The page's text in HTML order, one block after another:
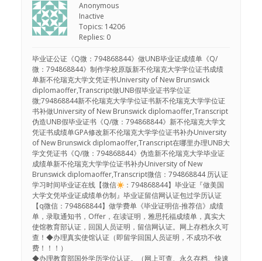
Anonymous
Inactive
Topics: 14206
Replies: 0
毕业证公证《Q微：794868844》做UNB毕业证成绩单《Q/
微：794868844》制作学校原版新不伦瑞克大学学位证书成绩
单新不伦瑞克大学文凭证书University of New Brunswick
diplomaoffer,Transcript做UNB假毕业证书学位证
微;794868844新不伦瑞克大学学位证书新不伦瑞克大学学位证
书补做University of New Brunswick diplomaoffer,Transcript
伪造UNB假毕业证书《Q/微：794868844》新不伦瑞克大学文
凭证书成绩单GPA修改新不伦瑞克大学学位证书补办University
of New Brunswick diplomaoffer,Transcript在哪里办理UNB大
学文凭证书《Q/微：794868844》伪造新不伦瑞克大学毕业证
成绩单新不伦瑞克大学学位证书补办University of New
Brunswick diplomaoffer,Transcript微信：794868844 历认证
学习时间毕业证在线【微信
：794868844】毕业证『做美国
大学文凭毕业证成绩单仿制』毕业证留信网认证包过学历认证
【q微信：794868844】做学费单《毕业证明信-推荐信》成绩
单，录取通知书，Offer，在读证明，雅思托福成绩单，真实大
使馆教育部认证，回国人员证明，留信网认证。网上存档永久可
查！◆办理真实使馆认证（即留学回国人员证明，不成功不收
费！！！）
◆办理教育部国外学历学位认证。（网上可查、永久存档、快速